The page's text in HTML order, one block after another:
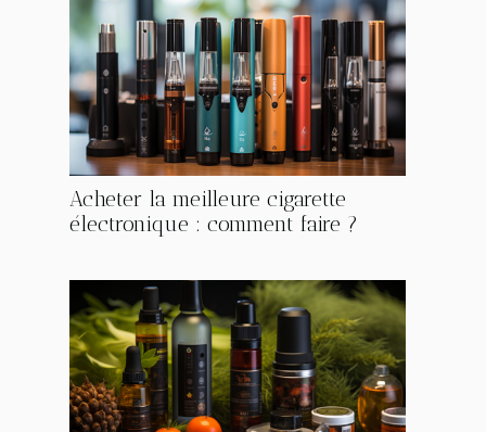
Acheter la meilleure cigarette
électronique : comment faire ?